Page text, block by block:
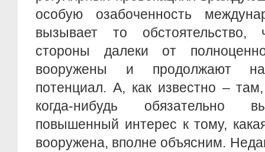
особую озабоченность
вызывает то обстоятельство,
стороны далеки от
вооружены и продолжают
потенциал. А, как известно –
когда-нибудь обязательно
повышенный интерес к тому,
вооружена, вполне объясним.